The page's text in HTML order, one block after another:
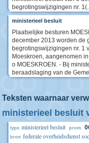
begrotingswijzigingen nr.
ministerieel besluit
Plaatselijke besturen
december 2013 worden de
begrotingswijzigingen nr. 1
Moeskroen, aangenomen
o MOESKROEN. - Bij
beraadslaging van de
Teksten waarnaar
ministerieel besluit
type ministerieel besluit prom.
bron federale overheidsdienst